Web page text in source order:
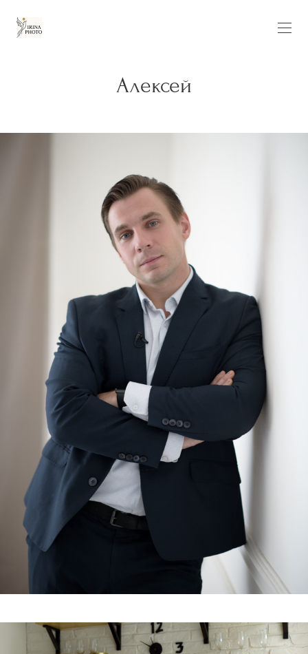
Алексей